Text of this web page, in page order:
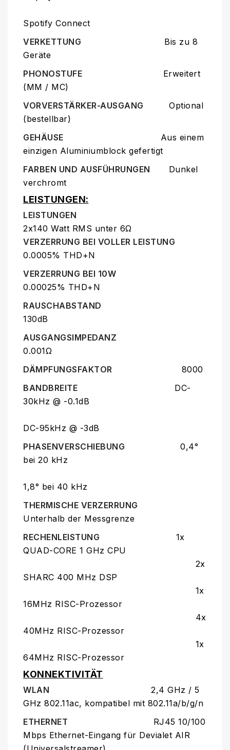
Spotify Connect
VERKETTUNG Bis zu 8
Geräte
PHONOSTUFE Erweitert
(MM / MC)
VORVERSTÄRKER-AUSGANG Optional
(bestellbar)
GEHÄUSE Aus einem
einzigen Aluminiumblock gefertigt
FARBEN UND AUSFÜHRUNGEN Dunkel
verchromt
LEISTUNGEN:
LEISTUNGEN
2x140 Watt RMS unter 6Ω
VERZERRUNG BEI VOLLER LEISTUNG
0.0005% THD+N
VERZERRUNG BEI 10W
0.00025% THD+N
RAUSCHABSTAND
130dB
AUSGANGSIMPEDANZ
0.001Ω
DÄMPFUNGSFAKTOR 8000
BANDBREITE DC-
30kHz @ -0.1dB
DC-95kHz @ -3dB
PHASENVERSCHIEBUNG 0,4°
bei 20 kHz
1,8° bei 40 kHz
THERMISCHE VERZERRUNG
Unterhalb der Messgrenze
RECHENLEISTUNG 1x
QUAD-CORE 1 GHz CPU
2x
SHARC 400 MHz DSP
1x
16MHz RISC-Prozessor
4x
40MHz RISC-Prozessor
1x
64MHz RISC-Prozessor
KONNEKTIVITÄT
WLAN 2,4 GHz / 5
GHz 802.11ac, kompatibel mit 802.11a/b/g/n
ETHERNET RJ45 10/100
Mbps Ethernet-Eingang für Devialet AIR